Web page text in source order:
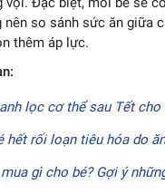
nên so sánh sức ăn giữa
thêm áp lực.
lọc cơ thể sau Tết
hết rối loạn tiêu hóa do
gì cho bé? Gợi ý